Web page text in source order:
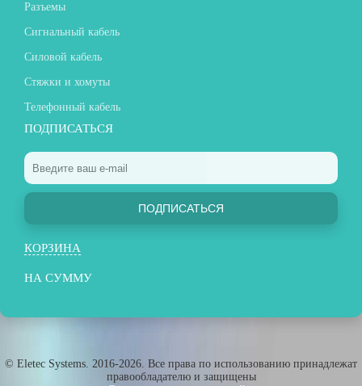
Разъемы
Сигнальный кабель
Силовой кабель
Стяжки и хомуты
Телефонный кабель
ПОДПИСАТЬСЯ
ПОДПИСАТЬСЯ
КОРЗИНА
НА СУММУ
© Eletec Systems. 2016-2026. Все права по использованию принадлежат
правообладателю и защищены